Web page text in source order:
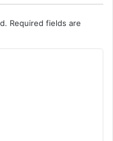
Required fields are